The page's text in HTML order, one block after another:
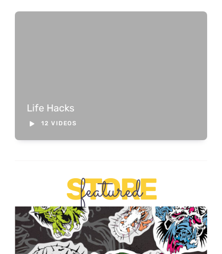
Life Hacks
12 VIDEOS
STORE
featured